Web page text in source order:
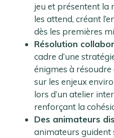
jeu et présentent la
les attend, créant
dès les premières
Résolution
cadre d’une
énigmes à résoudre
sur les enjeux
lors d’un atelier
renforçant la
Des animateurs
animateurs guident